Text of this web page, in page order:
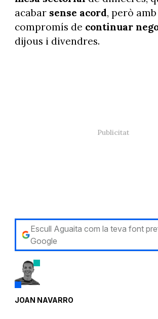
acabar sense acord, però
compromís de continuar
dijous i divendres.
Escull Aguaita com la teva font
Google
JOAN NAVARRO